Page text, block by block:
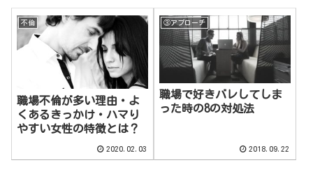
不倫
職場不倫が多い理由・よ
くあるきっかけ・ハマり
やすい女性の特徴とは？
2020.02.03
③アプローチ
職場で好きバレしてしま
った時の8の対処法
2018.09.22